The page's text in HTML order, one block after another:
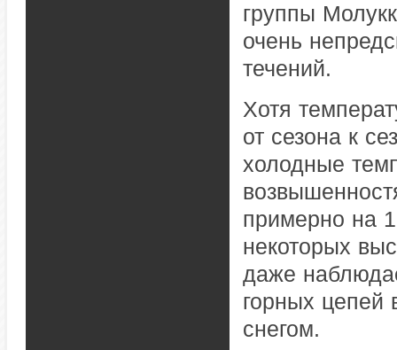
группы
очень
течений.
Хотя
от сезона к
холодные
примерно на
некоторых
даже
горных цепей
снегом.